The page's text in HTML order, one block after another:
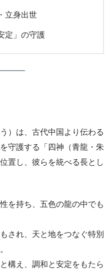
立身出世
定」の守護
）は、古代中国より伝わる
守護する「四神（青龍・朱
置し、彼らを統べる長とし
を持ち、五色の龍の中でも
され、天と地をつなぐ特別
構え、調和と安定をもたら